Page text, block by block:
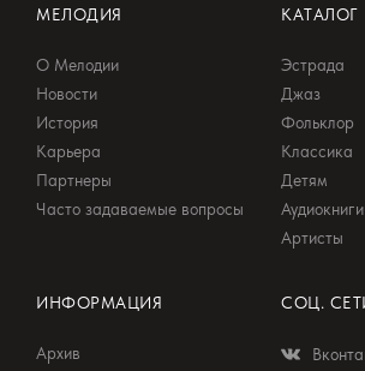
МЕЛОДИЯ
О Мелодии
Новости
История
Карьера
Партнеры
Часто задаваемые вопросы
КАТАЛОГ
Эстрада
Джаз
Фольклор
Классика
Детям
Аудиокниги
Артисты
ИНФОРМАЦИЯ
Архив
СОЦ.